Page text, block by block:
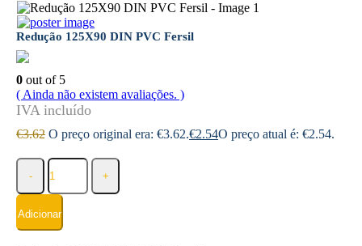
Redução 125X90 DIN PVC Fersil
0 out of 5
( Ainda não existem avaliações. )
€3.62 O preço original era: €3.62.€2.54O preço atual é: €2.54.
- +
Adicionar